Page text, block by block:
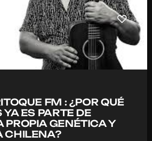
FM : ¿POR QUÉ
YA ES PARTE DE
PROPIA GENÉTICA Y
CHILENA?